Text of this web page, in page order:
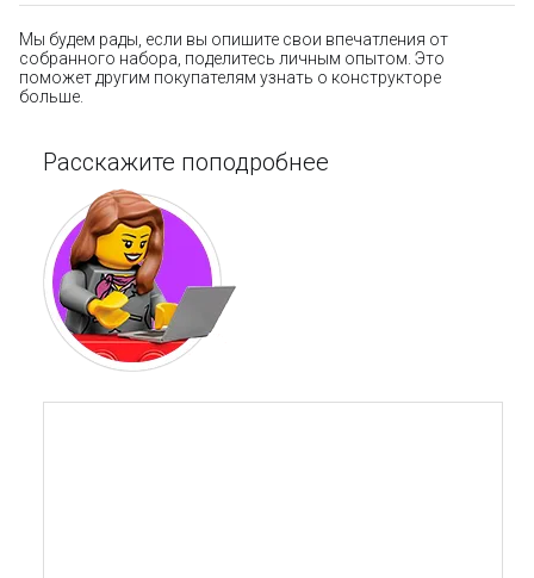
Мы будем рады, если вы опишите свои впечатления от
собранного набора, поделитесь личным опытом. Это
поможет другим покупателям узнать о конструкторе
больше.
Расскажите поподробнее